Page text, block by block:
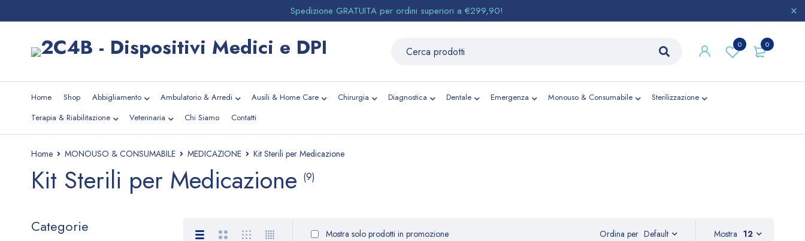
Spedizione GRATUITA per ordini superiori a €299,90!
0
0
Home Shop Abbigliamento Ambulatorio & Arredi Ausili & Home Care Chirurgia Diagnostica Dentale Emergenza Monouso & Consumabile
Sterilizzazione
Terapia & Riabilitazione
Veterinaria Chi Siamo Contatti
Home MONOUSO & CONSUMABILE MEDICAZIONE Kit Sterili per Medicazione
Kit Sterili per Medicazione (9)
Categorie Ordina per Default
Mostra solo prodotti in promozione Mostra 12